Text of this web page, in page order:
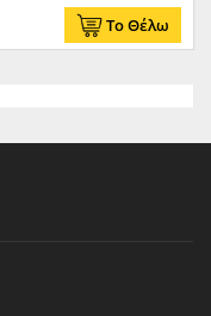
Το Θέλω